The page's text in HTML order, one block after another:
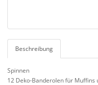
Beschreibung
Spinnen
12 Deko-Banderolen für Muffins